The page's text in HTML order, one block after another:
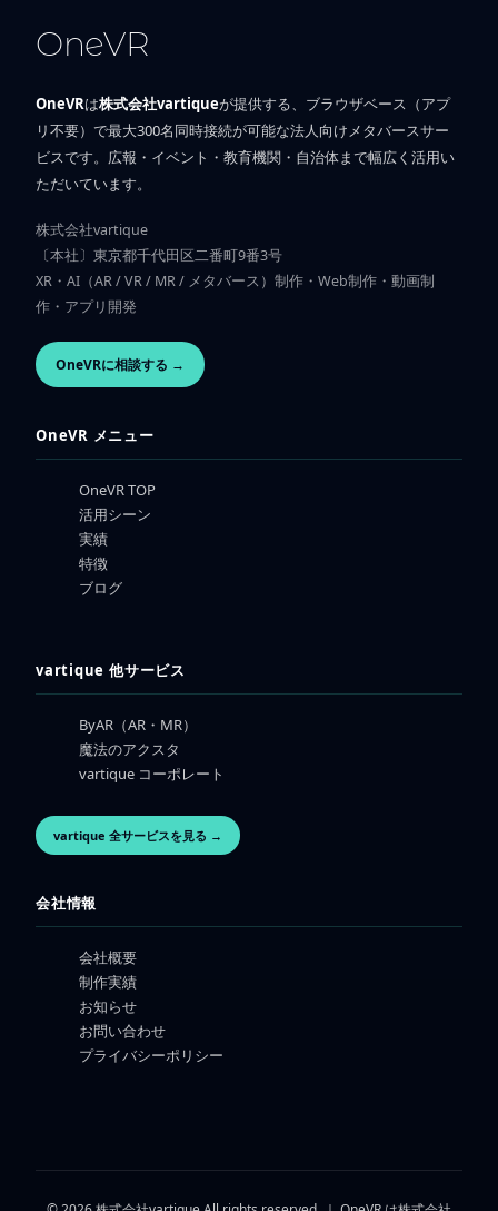
OneVR
OneVRは株式会社vartiqueが提供する、ブラウザベース（アプ
リ不要）で最大300名同時接続が可能な法人向けメタバースサー
ビスです。広報・イベント・教育機関・自治体まで幅広く活用い
ただいています。
株式会社vartique
〔本社〕東京都千代田区二番町9番3号
XR・AI（AR / VR / MR / メタバース）制作・Web制作・動画制
作・アプリ開発
OneVRに相談する →
OneVR メニュー
OneVR TOP
活用シーン
実績
特徴
ブログ
vartique 他サービス
ByAR（AR・MR）
魔法のアクスタ
vartique コーポレート
vartique 全サービスを見る →
会社情報
会社概要
制作実績
お知らせ
お問い合わせ
プライバシーポリシー